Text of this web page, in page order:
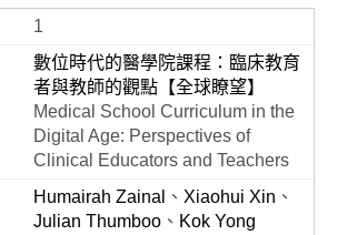
1
數位時代的醫學院課程：臨床教育
者與教師的觀點【全球瞭望】
Medical School Curriculum in the
Digital Age: Perspectives of
Clinical Educators and Teachers
Humairah Zainal
、 Xiaohui Xin 、
Julian Thumboo、 Kok Yong